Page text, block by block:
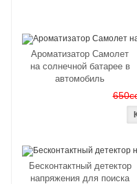
Ароматизатор Самолет
на солнечной батарее в
автомобиль
Бесконтактный детектор
напряжения для поиска